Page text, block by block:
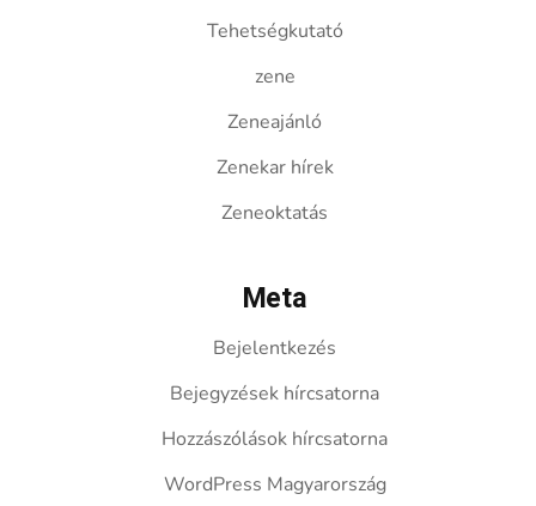
Tehetségkutató
zene
Zeneajánló
Zenekar hírek
Zeneoktatás
Meta
Bejelentkezés
Bejegyzések hírcsatorna
Hozzászólások hírcsatorna
WordPress Magyarország